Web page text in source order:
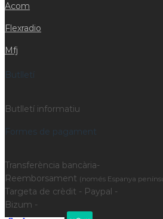
Acom
Flexradio
Mfj
Butlletí
Butlletí informatiu
Formes de pagament
Transferència bancària-
Reemborsament (només Espanya
Targeta de crèdit - Paypal -
Bizum -